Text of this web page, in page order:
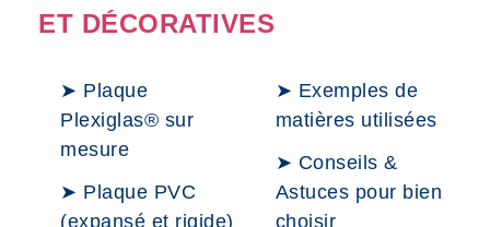
ET DÉCORATIVES
➤ Plaque
Plexiglas® sur
mesure
➤ Plaque PVC
(expansé et rigide)
➤ Exemples de
matières utilisées
➤ Conseils &
Astuces pour bien
choisir